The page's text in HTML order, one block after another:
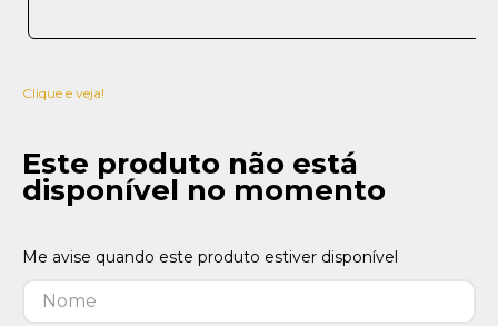
Clique e veja!
Este produto não está
disponível no momento